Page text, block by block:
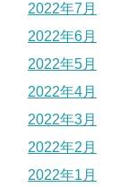
2022年7月
2022年6月
2022年5月
2022年4月
2022年3月
2022年2月
2022年1月